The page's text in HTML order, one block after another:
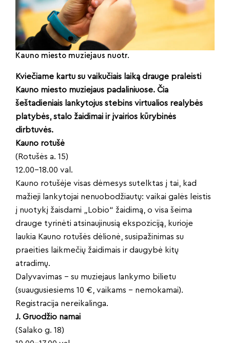
Kauno miesto muziejaus nuotr.
Kviečiame kartu su vaikučiais laiką drauge praleisti
Kauno miesto muziejaus padaliniuose. Čia
šeštadieniais lankytojus stebins virtualios realybės
platybės, stalo žaidimai ir įvairios kūrybinės
dirbtuvės.
Kauno rotušė
(Rotušės a. 15)
12.00–18.00 val.
Kauno rotušėje visas dėmesys sutelktas į tai, kad
mažieji lankytojai nenuobodžiautų: vaikai galės leistis
į nuotykį žaisdami „Lobio“ žaidimą, o visa šeima
drauge tyrinėti atsinaujinusią ekspoziciją, kurioje
laukia Kauno rotušės dėlionė, susipažinimas su
praeities laikmečių žaidimais ir daugybė kitų
atradimų.
Dalyvavimas – su muziejaus lankymo bilietu
(suaugusiesiems 10 €, vaikams – nemokamai).
Registracija nereikalinga.
J. Gruodžio namai
(Salako g. 18)